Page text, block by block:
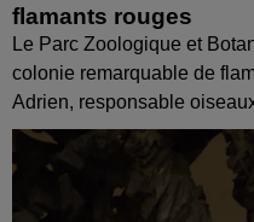
flamants rouges
Le Parc Zoologique et
colonie remarquable de
Adrien, responsable